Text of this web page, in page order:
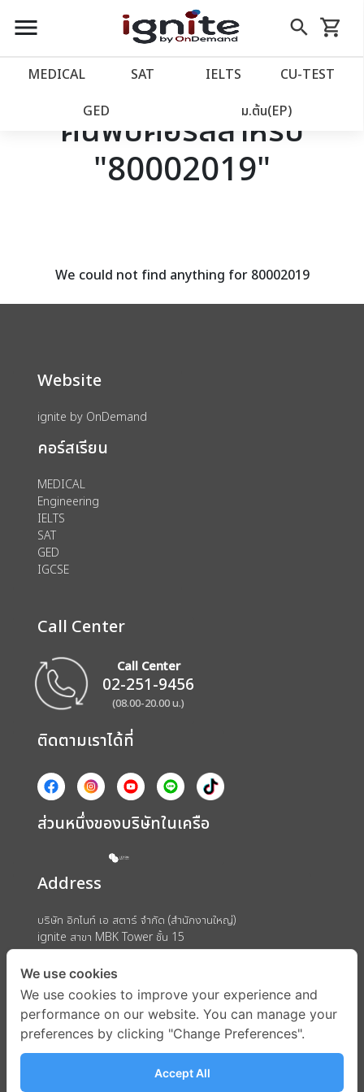
close
account_balance หน้าแรก
เว็บไซต์อิกไนท์
โปรโมชั่น
assignment ลงทะเบียน
menu search
Skip
to
shopping_cart
รถเข็น
MEDICAL SAT IELTS CU‑TEST
GED ม.ต้น(EP)
ค้นพบคอร์สสำหรับ
"80002019"
We could not find anything for 80002019
Website
ignite by OnDemand
คอร์สเรียน
MEDICAL
Engineering
IELTS
SAT
GED
IGCSE
Call Center
Call Center
02-251-9456
(08.00-20.00 น.)
ติดตามเราได้ที่
ส่วนหนึ่งของบริษัทในเครือ
Address
บริษัท อิกไนท์ เอ สตาร์ จำกัด (สำนักงานใหญ่)
ignite สาขา MBK Tower ชั้น 15
ถนนพญาไท แขวงวังใหม่ เขตปทุมวัน กรุงเทพมหานคร 10330
We use cookies
We use cookies to improve your experience and
performance on our website. You can manage your
preferences by clicking "Change Preferences".
Accept All